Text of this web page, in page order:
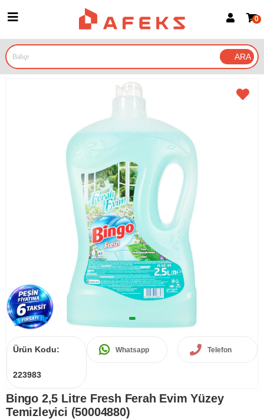
Google İle Bağlan
0
Ürün Kodu:
223983
Whatsapp Telefon
Bingo 2,5 Litre Fresh Ferah Evim Yüzey
Temizleyici (50004880)